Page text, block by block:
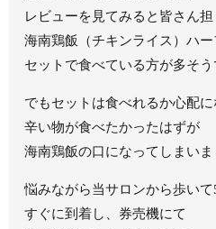
レビューを見てみると皆さん担
海南鶏飯（チキンライス）ハー
セットで食べている方が多そう
でもセットは食べれるか心配に
辛い物が食べたかったはずが
海南鶏飯の口になってしまい
悩みながら当サロンから歩いて
すぐに到着し、券売機にて